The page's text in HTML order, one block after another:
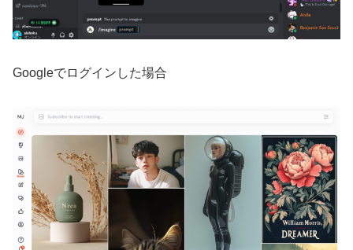
Googleでログインした場合